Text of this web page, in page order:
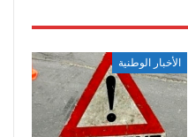
الأخبار الوطنية